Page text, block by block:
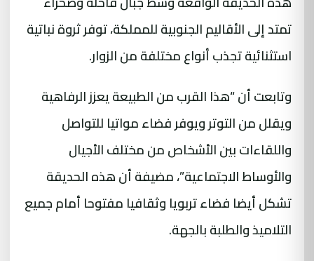
تمتد إلى الأقاليم الجنوبية للمملكة، توفر ثروة نباتية
استثنائية تجذب أنواع مختلفة من الزوار.
وتابعت أن “هذا القرب من الطبيعة يعزز الرفاهية
ويقلل من التوتر ويوفر فضاء مواتيا للتواصل
واللقاءات بين الأشخاص من مختلف الأجيال
والأوساط الاجتماعية”، مضيفة أن هذه الحديقة
تشكل أيضا فضاء تربويا وثقافيا مفتوحا أمام جميع
التلاميذ والطلبة بالجهة.